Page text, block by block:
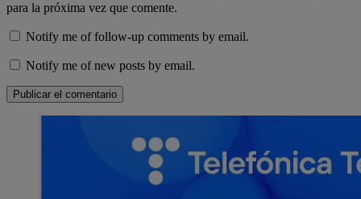
para la próxima vez que comente.
Notify me of follow-up comments by email.
Notify me of new posts by email.